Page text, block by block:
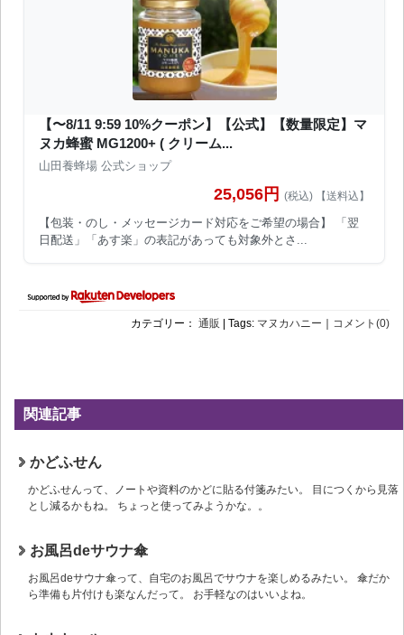
【〜8/11 9:59 10%クーポン】【公式】【数量限定】マ
ヌカ蜂蜜 MG1200+ ( クリーム...
山田養蜂場 公式ショップ
25,056円 (税込) 【送料込】
【包装・のし・メッセージカード対応をご希望の場合】 「翌
日配送」「あす楽」の表記があっても対象外とさ...
カテゴリー： 通販 | Tags: マヌカハニー コメント(0)
関連記事
かどふせん
かどふせんって、ノートや資料のかどに貼る付箋みたい。 目につくから見落
とし減るかもね。 ちょっと使ってみようかな。。
お風呂deサウナ傘
お風呂deサウナ傘って、自宅のお風呂でサウナを楽しめるみたい。 傘だか
ら準備も片付けも楽なんだって。 お手軽なのはいいよね。